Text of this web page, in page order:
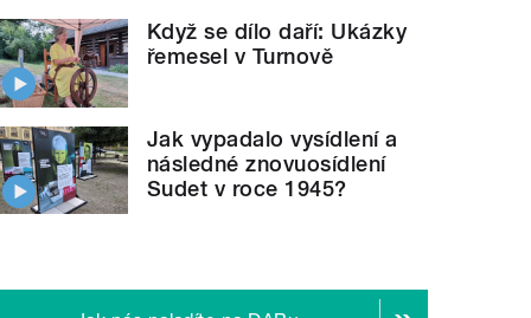
Když se dílo daří: Ukázky
řemesel v Turnově
Jak vypadalo vysídlení a
následné znovuosídlení
Sudet v roce 1945?